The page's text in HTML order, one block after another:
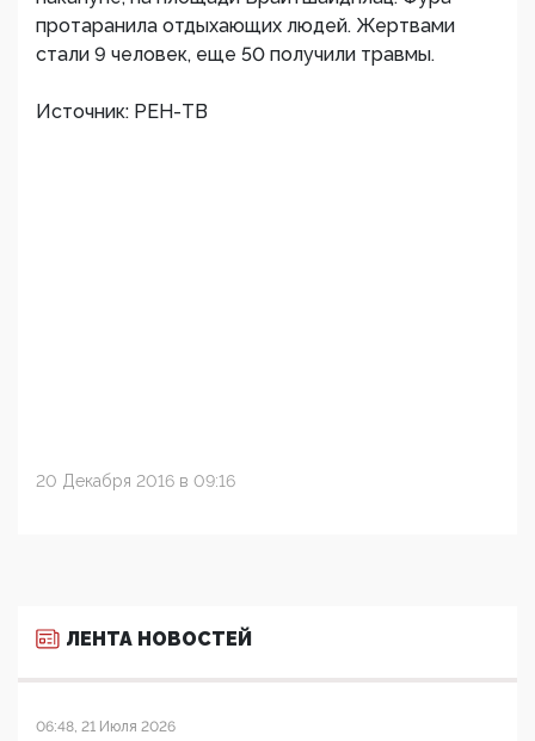
протаранила отдыхающих людей. Жертвами
стали 9 человек, еще 50 получили травмы.
Источник: РЕН-ТВ
20 Декабря 2016 в 09:16
ЛЕНТА НОВОСТЕЙ
06:48, 21 Июля 2026